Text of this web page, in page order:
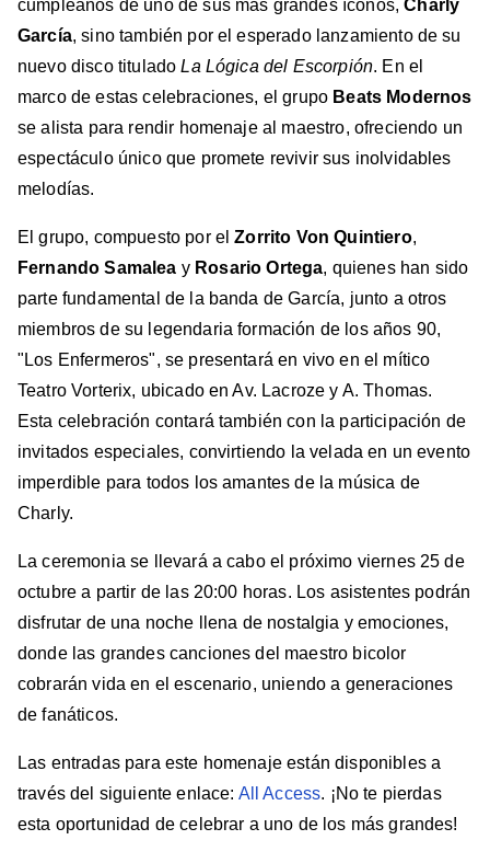
cumpleaños de uno de sus más grandes íconos,Charly
García, sino también por el esperado lanzamiento de su
nuevo disco tituladoLa Lógica del Escorpión. En el
marco de estas celebraciones, el grupo Beats Modernos
se alista para rendir homenaje al maestro, ofreciendo un
espectáculo único que promete revivir sus inolvidables
melodías.
El grupo, compuesto por elZorrito Von Quintiero,
Fernando Samalea yRosario Ortega, quienes han sido
parte fundamental de la banda de García, junto a otros
miembros de su legendaria formación de los años 90,
"Los Enfermeros", se presentará en vivo en el mítico
Teatro Vorterix, ubicado en Av. Lacroze y A. Thomas.
Esta celebración contará también con la participación de
invitados especiales, convirtiendo la velada en un evento
imperdible para todos los amantes de la música de
Charly.
La ceremonia se llevará a cabo el próximo viernes 25 de
octubre a partir de las 20:00 horas. Los asistentes podrán
disfrutar de una noche llena de nostalgia y emociones,
donde las grandes canciones del maestro bicolor
cobrarán vida en el escenario, uniendo a generaciones
de fanáticos.
Las entradas para este homenaje están disponibles a
través del siguiente enlace: All Access. ¡No te pierdas
esta oportunidad de celebrar a uno de los más grandes!